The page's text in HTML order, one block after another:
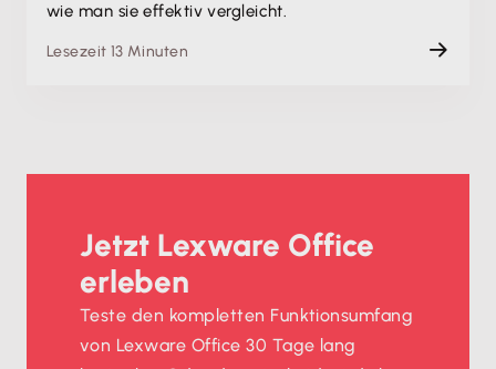
wie man sie effektiv vergleicht.
Lesezeit 13 Minuten
Jetzt Lexware Office
erleben
Teste den kompletten Funktionsumfang
von Lexware Office 30 Tage lang